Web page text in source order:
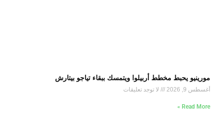
مورينيو يحبط مخطط أربيلوا ويتمسك ببقاء تياجو بيتارش
أغسطس 9, 2026 لا توجد تعليقات
Read More »